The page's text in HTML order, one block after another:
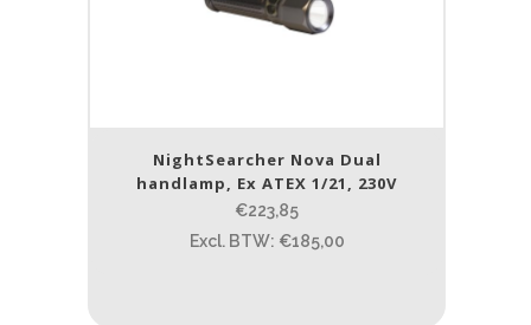
NightSearcher Nova Dual
handlamp, Ex ATEX 1/21, 230V
€223,85
Excl. BTW: €185,00